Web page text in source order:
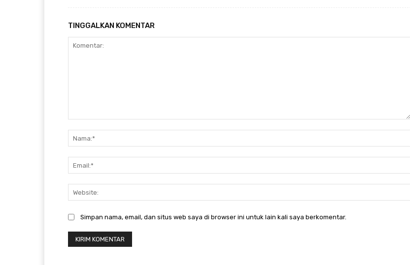
TINGGALKAN KOMENTAR
Simpan nama, email, dan situs web saya di browser ini untuk lain kali saya berkomentar.